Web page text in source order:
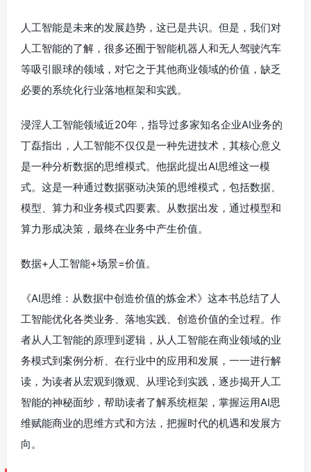
人工智能是未来的发展趋势，这已是共识。但是，我们对
人工智能的了解，很多还囿于智能机器人和无人驾驶汽车
等吸引眼球的领域，对它之于其他商业领域的价值，缺乏
必要的系统化行业落地框架和实践。
浸淫人工智能领域近20年，指导过多家知名企业AI业务的
丁磊指出，人工智能不仅仅是一种先进技术，其核心意义
是一种分析数据的思维模式。他据此提出AI思维这一模
式。这是一种通过数据驱动决策的思维模式，包括数据、
模型、算力和业务模式四要素。从数据出发，通过模型和
算力形成决策，最终在业务中产生价值。
数据+人工智能+场景=价值。
《AI思维：从数据中创造价值的炼金术》这本书总结了人
工智能优化各类业务、落地实践、创造价值的全过程。作
者从人工智能的原理到逻辑，从人工智能在商业领域的业
务模式到案例分析、在行业中的应用和发展，一一进行解
读，为读者从宏观到微观、从理论到实践，逐步揭开人工
智能的神秘面纱，帮助读者了解系统框架，掌握运用AI思
维赋能商业的思维方式和方法，把握时代的机遇和发展方
向。